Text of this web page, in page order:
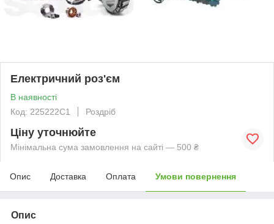
Електричний роз'єм
В наявності
Код: 225222C1
Роздріб
Ціну уточнюйте
Мінімальна сума замовлення на сайті — 500 ₴
Опис Доставка Оплата Умови повернення
Опис